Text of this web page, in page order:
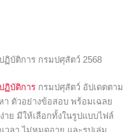
บัติการ กรมปศุสัตว์ 2568
ฏิบัติการ กรมปศุสัตว์ อัปเดตตาม
า ตัวอย่างข้อสอบ พร้อมเฉลย
าย มีให้เลือกทั้งในรูปแบบไฟล์
วลา ไม่หมดอายุ และรูปเล่ม